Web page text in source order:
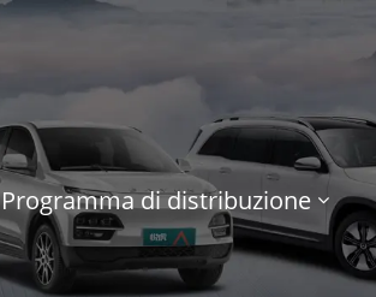
Programma di distribuzione